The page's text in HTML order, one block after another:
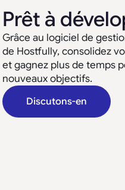
Prêt à
Grâce au logiciel de
de Hostfully, consolidez
et gagnez plus de temps
nouveaux objectifs.
Discutons-en